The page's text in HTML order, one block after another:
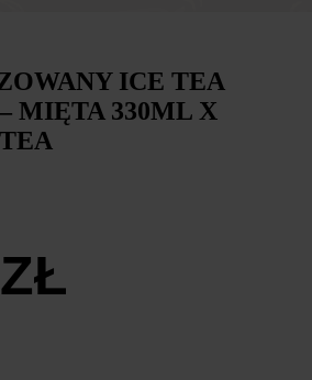
ICE TEA
MIĘTA 330ML X
ZŁ